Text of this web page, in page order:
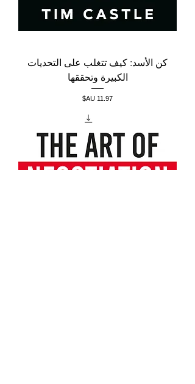
كن الأسد: كيف تتغلب على التحديات
الكبيرة وتحققها
السعر